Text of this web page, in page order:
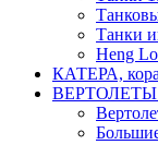
Танки
Heng
КАТЕРА,
ВЕРТОЛЕТЫ